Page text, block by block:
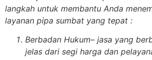
langkah untuk membantu Anda
layanan pipa sumbat yang tepat :
Berbadan Hukum– jasa yang
jelas dari segi harga dan